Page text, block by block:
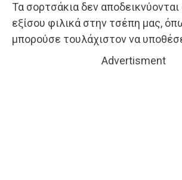
Τα σορτσάκια δεν
εξίσου φιλικά στην τσέπη μας,
μπορούσε τουλάχιστον να
Advertisment